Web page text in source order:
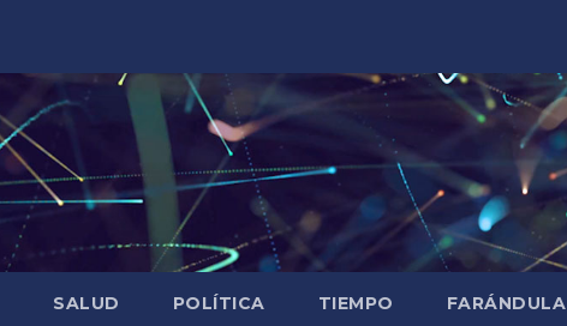
SALUD POLÍTICA TIEMPO FARÁNDULA